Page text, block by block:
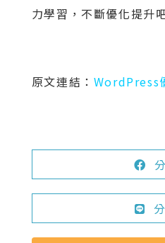
力學習，不斷優化提升
原文連結： WordPress